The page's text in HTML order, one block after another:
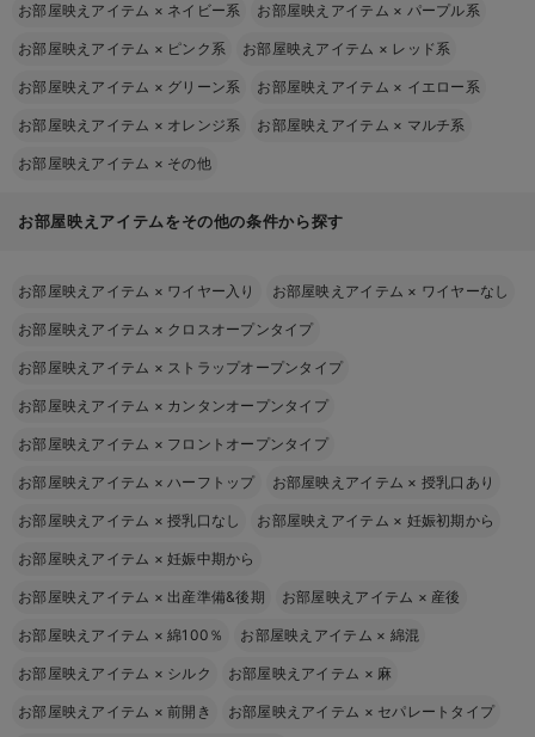
お部屋映えアイテム × ネイビー系 お部屋映えアイテム × パープル系
お部屋映えアイテム × ピンク系 お部屋映えアイテム × レッド系
お部屋映えアイテム × グリーン系 お部屋映えアイテム × イエロー系
お部屋映えアイテム × オレンジ系 お部屋映えアイテム × マルチ系
お部屋映えアイテム × その他
お部屋映えアイテムをその他の条件から探す
お部屋映えアイテム × ワイヤー入り お部屋映えアイテム × ワイヤーなし
お部屋映えアイテム × クロスオープンタイプ
お部屋映えアイテム × ストラップオープンタイプ
お部屋映えアイテム × カンタンオープンタイプ
お部屋映えアイテム × フロントオープンタイプ
お部屋映えアイテム ×ハーフトップ お部屋映えアイテム × 授乳口あり
お部屋映えアイテム ×授乳口なし お部屋映えアイテム × 妊娠初期から
お部屋映えアイテム ×妊娠中期から
お部屋映えアイテム × 出産準備&後期 お部屋映えアイテム × 産後
お部屋映えアイテム ×綿100％ お部屋映えアイテム × 綿混
お部屋映えアイテム × シルク お部屋映えアイテム × 麻
お部屋映えアイテム ×前開き お部屋映えアイテム × セパレートタイプ